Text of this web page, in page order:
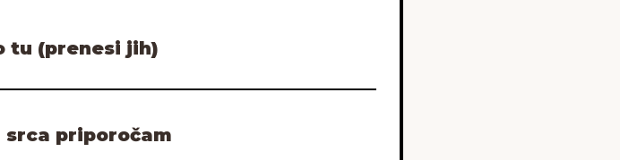
tu (prenesi jih)
priporočam